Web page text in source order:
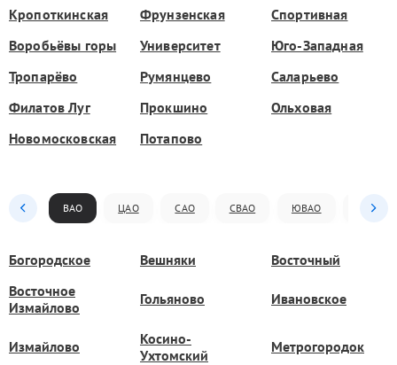
Кропоткинская Фрунзенская
Спортивная
Воробьёвы горы
Университет
Юго-Западная
Тропарёво
Румянцево
Саларьево
Филатов Луг
Прокшино
Ольховая
Новомосковская
Потапово
ВАО ЦАО САО СВАО ЮВАО ЮАО
Богородское Вешняки
Восточный
Восточное
Измайлово
Гольяново Ивановское
Измайлово
Косино-
Ухтомский
Метрогородок